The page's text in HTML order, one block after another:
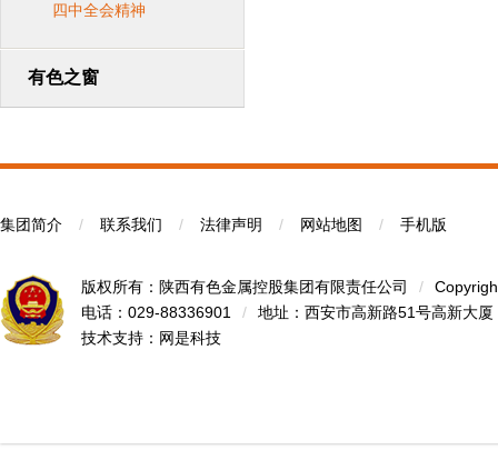
四中全会精神
有色之窗
集团简介 / 联系我们 / 法律声明 / 网站地图 / 手机版
版权所有：陕西有色金属控股集团有限责任公司 /
电话：029-88336901
/
地址：西安市高新路51号高新大厦
技术支持： 网是科技